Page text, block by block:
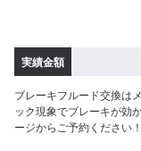
実績金額
ブレーキフルード交換は
ック現象でブレーキが効
ージからご予約ください